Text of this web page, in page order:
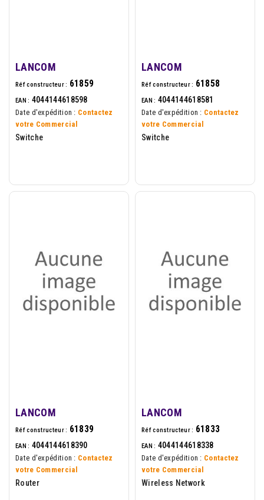
LANCOM
Réf constructeur : 61859
EAN : 4044144618598
Date d'expédition : Contactez
votre Commercial
Switche
LANCOM
Réf constructeur : 61858
EAN : 4044144618581
Date d'expédition : Contactez
votre Commercial
Switche
LANCOM
Réf constructeur : 61839
EAN : 4044144618390
Date d'expédition : Contactez
votre Commercial
Router
LANCOM
Réf constructeur : 61833
EAN : 4044144618338
Date d'expédition : Contactez
votre Commercial
Wireless Network